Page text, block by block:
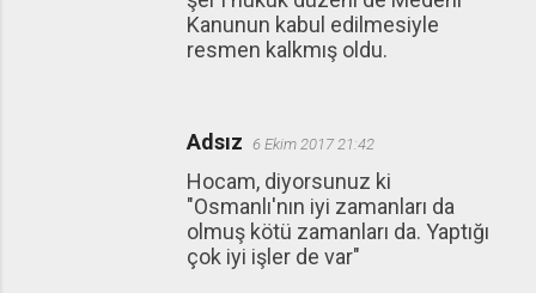
Kanunun kabul edilmesiyle
resmen kalkmış oldu.
Adsız 6 Ekim 2017 21:42
Hocam, diyorsunuz ki
"Osmanlı'nın iyi zamanları da
olmuş kötü zamanları da. Yaptığı
çok iyi işler de var"